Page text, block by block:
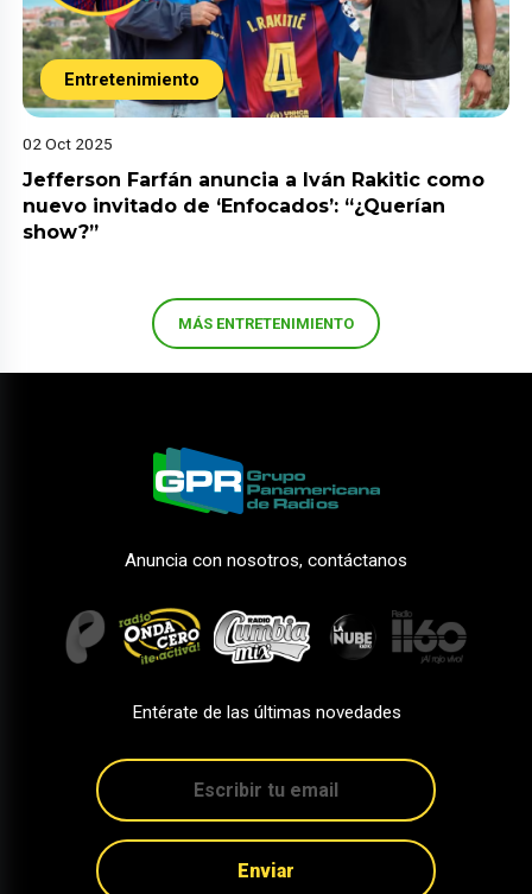
Entretenimiento
02 Oct 2025
Jefferson Farfán anuncia a Iván Rakitic como
nuevo invitado de ‘Enfocados’: “¿Querían
show?”
MÁS ENTRETENIMIENTO
Anuncia con nosotros, contáctanos
Entérate de las últimas novedades
Enviar